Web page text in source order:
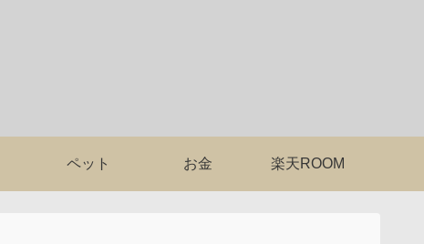
ペット お金 楽天ROOM